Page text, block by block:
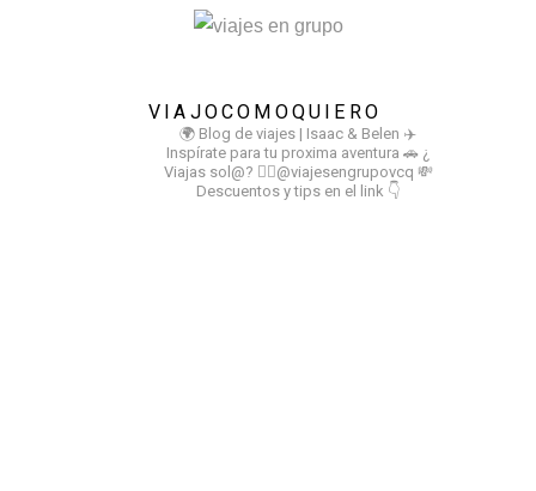
VIAJOCOMOQUIERO
🌍 Blog de viajes | Isaac & Belen ✈️
Inspírate para tu proxima aventura 🚗 ¿
Viajas sol@? 👉🏻@viajesengrupovcq 💸
Descuentos y tips en el link 👇